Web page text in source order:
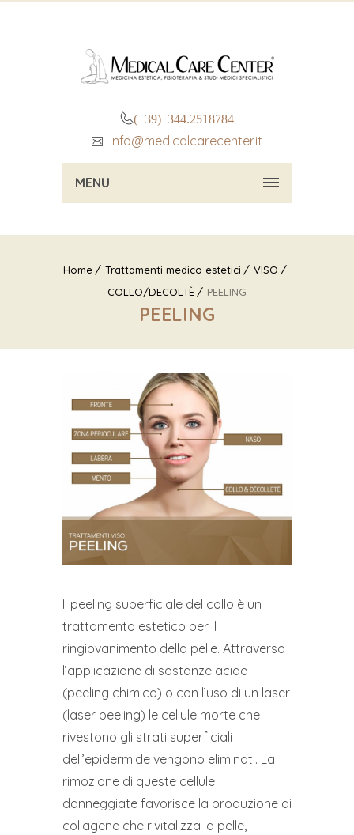
(+39) 344.2518784
info@medicalcarecenter.it
MENU
Home Trattamenti medico estetici
VISO
COLLO/DECOLTÈ
PEELING
PEELING
Il peeling superficiale del collo è un
trattamento estetico per il
ringiovanimento della pelle. Attraverso
l’applicazione di sostanze acide
(peeling chimico) o con l’uso di un laser
(laser peeling) le cellule morte che
rivestono gli strati superficiali
dell’epidermide vengono eliminati. La
rimozione di queste cellule
danneggiate favorisce la produzione di
collagene che rivitalizza la pelle,